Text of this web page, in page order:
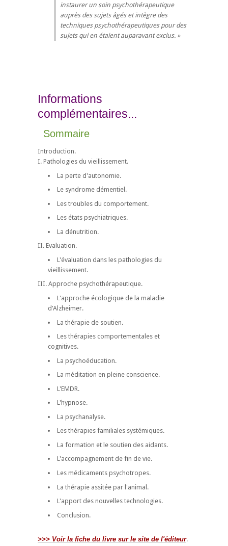
instaurer un soin psychothérapeutique
auprès des sujets âgés et intègre des
techniques psychothérapeutiques pour des
sujets qui en étaient auparavant exclus.
Informations
complémentaires...
Sommaire
Introduction.
I. Pathologies du vieillissement.
La perte d'autonomie.
Le syndrome démentiel.
Les troubles du comportement.
Les états psychiatriques.
La dénutrition.
II. Evaluation.
L'évaluation dans les pathologies du
vieillissement.
III. Approche psychothérapeutique.
L'approche écologique de la maladie
d'Alzheimer.
La thérapie de soutien.
Les thérapies comportementales et
cognitives.
La psychoéducation.
La méditation en pleine conscience.
L'EMDR.
L'hypnose.
La psychanalyse.
Les thérapies familiales systémiques.
La formation et le soutien des aidants.
L'accompagnement de fin de vie.
Les médicaments psychotropes.
La thérapie assitée par l'animal.
L'apport des nouvelles technologies.
Conclusion.
>>> Voir la fiche du livre sur le site de l'éditeur.